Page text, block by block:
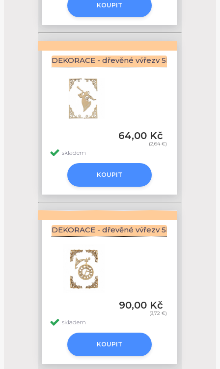
KOUPIT
DEKORACE - dřevěné výřezy 5ks - ANDÍLEK
64,00 Kč
(2,64 €)
skladem
KOUPIT
DEKORACE - dřevěné výřezy 5ks - HODINY
90,00 Kč
(3,72 €)
skladem
KOUPIT